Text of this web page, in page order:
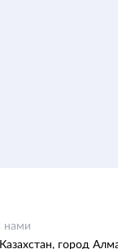
нами
Казахстан, город